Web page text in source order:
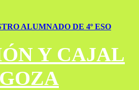
ALUMNADO DE 4º ESO
Y CAJAL